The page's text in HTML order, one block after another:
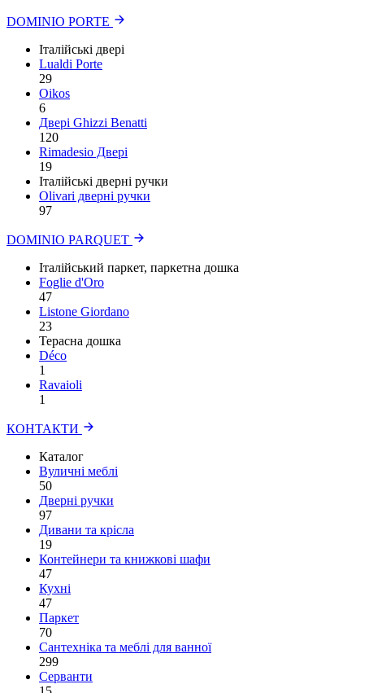
DOMINIO PORTE
Італійські двері
Lualdi Porte
29
Oikos
6
Двері Ghizzi Benatti
120
Rimadesio Двері
19
Італійські дверні ручки
Olivari дверні ручки
97
DOMINIO PARQUET
Італійський паркет, паркетна дошка
Foglie d'Oro
47
Listone Giordano
23
Терасна дошка
Déco
1
Ravaioli
1
КОНТАКТИ
Каталог
Вуличні меблі
50
Дверні ручки
97
Дивани та крісла
19
Контейнери та книжкові шафи
47
Кухні
47
Паркет
70
Сантехніка та меблі для ванної
299
Серванти